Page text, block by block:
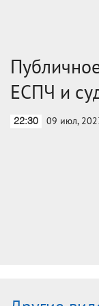
ЕСПЧ и
22:30 09 июл,